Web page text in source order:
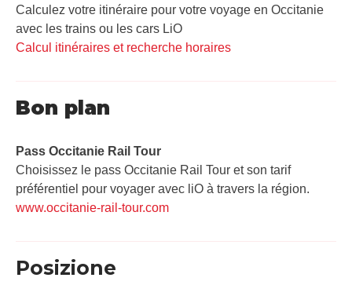
Calculez votre itinéraire pour votre voyage en Occitanie
avec les trains ou les cars LiO
Calcul itinéraires et recherche horaires
Bon plan
Pass Occitanie Rail Tour​
Choisissez le pass Occitanie Rail Tour et son tarif
préférentiel pour voyager avec liO à travers la région.
www.occitanie-rail-tour.com
Posizione